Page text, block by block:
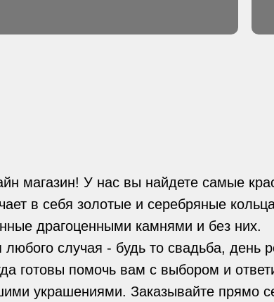
магазин! У нас вы найдете самые
в себя золотые и серебряные
драгоценными камнями и без них.
случая - будь то свадьба, день
готовы помочь вам с выбором и
украшениями. Заказывайте прямо